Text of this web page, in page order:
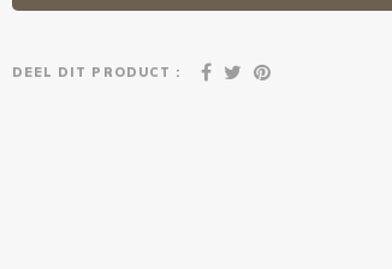
DEEL DIT PRODUCT :